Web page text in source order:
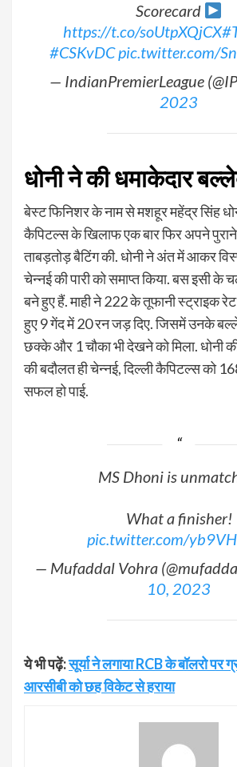
Scorecard
https://t.co/soUtpXQjCX
#CSKvDCpic.twitter.com/
— IndianPremierLeague
2023
धोनी ने कधमाकेदार
बेस्ट फिनिशर के नाम से मशहूर महेंद्र सिंह
कैपिटल्स के खिलाफ एक बार फिर अपने पुराने
ताबड़तोड़ बैटिंग की. धोनी ने अंत में आकर
चेन्नई की पारी को समाप्त किया. बस इसी के
बने हुए हैं. माही ने 222 के तूफानी स्ट्राइक
हुए 9 गेंद में 20 रन जड़ दिए. जिसमें उनके
छक्के और 1 चौका भी देखने को मिला. धोनी
की बदौलत ही चेन्नई, दिल्ली कैपिटल्स को
सफल हो पाई.
MS Dhoni is
What a finisher!
pic.twitter.com/
— Mufaddal Vohra
10, 2023
ये भी पढ़ें:सूर्या ने लगाया RCB के बॉलरो पर
आरसीबी को छह विकेट से हराया